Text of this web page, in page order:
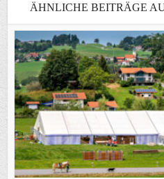
ÄHNLICHE BEITRÄGE